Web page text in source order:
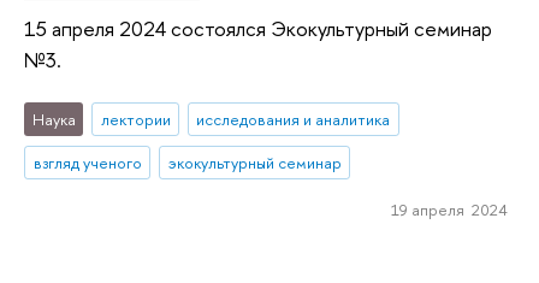
15 апреля 2024 состоялся Экокультурный семинар
№3.
Наука лектории
исследования и аналитика
взгляд ученого
экокультурный семинар
19 апреля 2024